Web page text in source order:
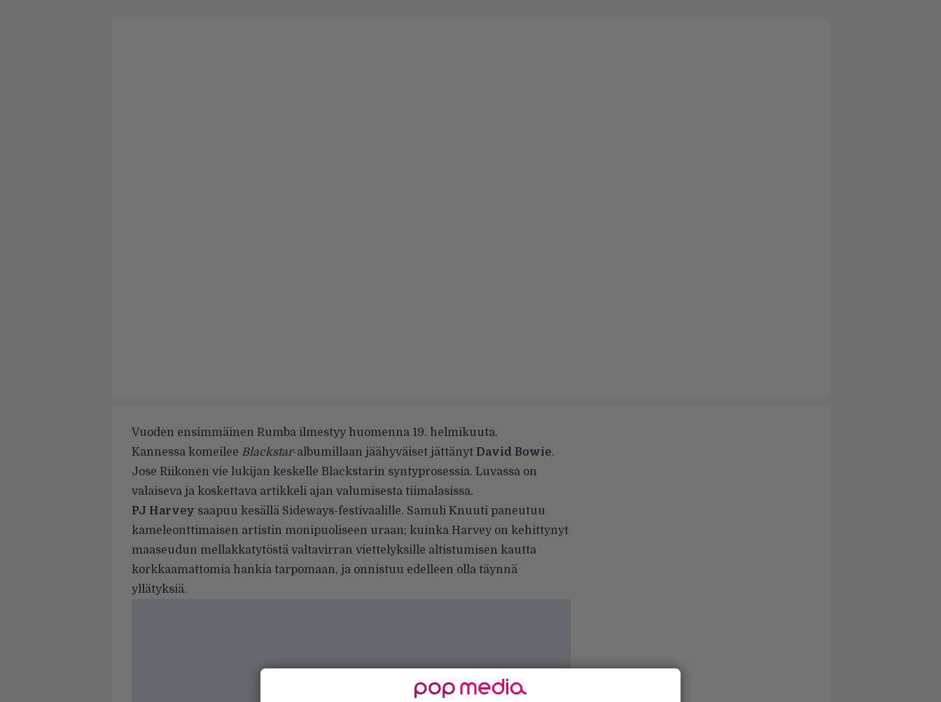
Vuoden ensimmäinen Rumba ilmestyy huomenna 19. helmikuuta.
Kannessa komeilee Blackstar-albumillaan jäähyväiset jättänyt David Bowie.
Jose Riikonen vie lukijan keskelle Blackstarin syntyprosessia. Luvassa on
valaiseva ja koskettava artikkeli ajan valumisesta tiimalasissa.
PJ Harvey saapuu kesällä Sideways-festivaalille. Samuli Knuuti paneutuu
kameleonttimaisen artistin monipuoliseen uraan; kuinka Harvey on kehittynyt
maaseudun mellakkatytöstä valtavirran viettelyksille altistumisen kautta
korkkaamattomia hankia tarpomaan, ja onnistuu edelleen olla täynnä
yllätyksiä.